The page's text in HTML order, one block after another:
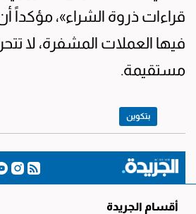
قراءات ذروة الشراء»، مؤكداً
فيها العملات المشفرة، لا
مستقيمة.
بتكوين
أقسام الجريدة